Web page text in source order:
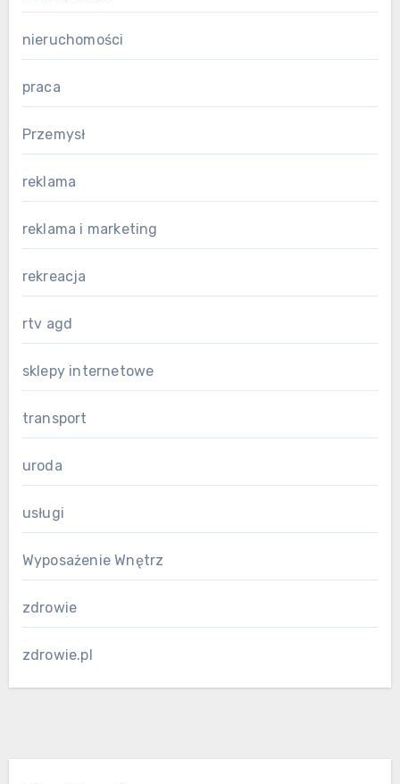
nieruchomości
praca
Przemysł
reklama
reklama i marketing
rekreacja
rtv agd
sklepy internetowe
transport
uroda
usługi
Wyposażenie Wnętrz
zdrowie
zdrowie.pl